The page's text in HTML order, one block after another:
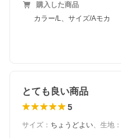
購入した商品
カラー/L、サイズ/Aモカ
とても良い商品
5
サイズ ： ちょうどよい、 生地 ：